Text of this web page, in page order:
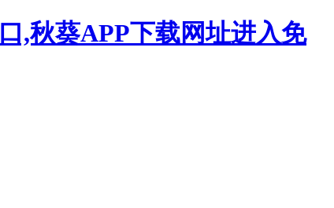
,秋葵APP下载网址进入免